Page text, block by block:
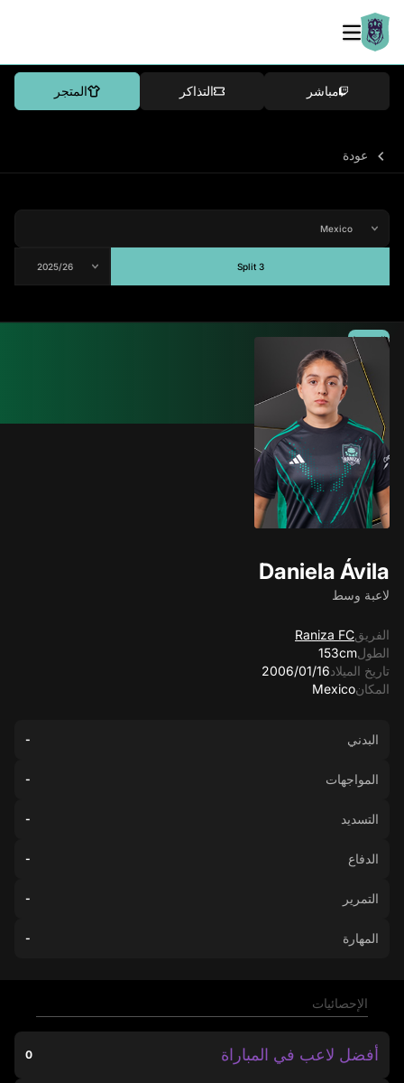
مباشر التذاكر المتجر
عودة
Split 3
Daniela Ávila
لاعبة وسط
الفريقRaniza FC
الطول153cm
تاريخ الميلاد16‏/01‏/2006
المكانMexico
المتوسط
البدني -
المواجهات -
التسديد -
الدفاع -
التمرير -
المهارة -
الإحصائيات
أفضل لاعب في المباراة 0